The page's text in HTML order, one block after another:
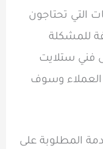
التي تحتاجون
للمشكلة
فني ستلايت
وسوف
المطلوبة على